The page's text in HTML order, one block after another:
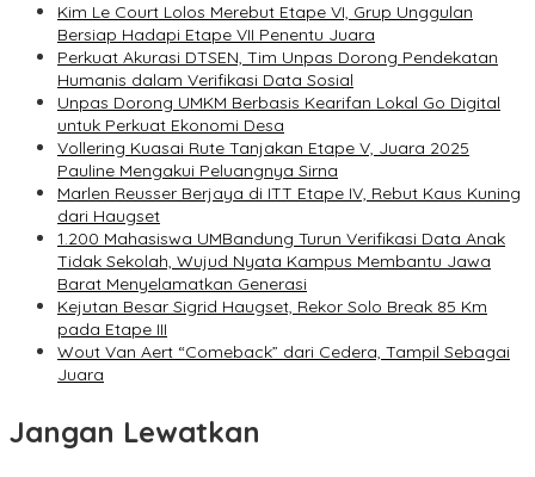
Kim Le Court Lolos Merebut Etape VI, Grup Unggulan
Bersiap Hadapi Etape VII Penentu Juara
Perkuat Akurasi DTSEN, Tim Unpas Dorong Pendekatan
Humanis dalam Verifikasi Data Sosial
Unpas Dorong UMKM Berbasis Kearifan Lokal Go Digital
untuk Perkuat Ekonomi Desa
Vollering Kuasai Rute Tanjakan Etape V, Juara 2025
Pauline Mengakui Peluangnya Sirna
Marlen Reusser Berjaya di ITT Etape IV, Rebut Kaus Kuning
dari Haugset
1.200 Mahasiswa UMBandung Turun Verifikasi Data Anak
Tidak Sekolah, Wujud Nyata Kampus Membantu Jawa
Barat Menyelamatkan Generasi
Kejutan Besar Sigrid Haugset, Rekor Solo Break 85 Km
pada Etape III
Wout Van Aert “Comeback” dari Cedera, Tampil Sebagai
Juara
Jangan Lewatkan